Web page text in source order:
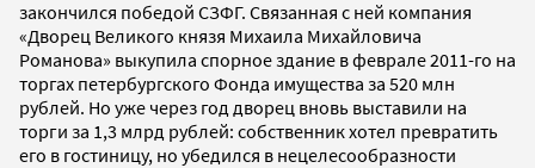
закончился победой СЗФГ. Связанная с ней компания
«Дворец Великого князя Михаила Михайловича
Романова» выкупила спорное здание в феврале 2011-го на
торгах петербургского Фонда имущества за 520 млн
рублей. Но уже через год дворец вновь выставили на
торги за 1,3 млрд рублей: собственник хотел превратить
его в гостиницу, но убедился в нецелесообразности